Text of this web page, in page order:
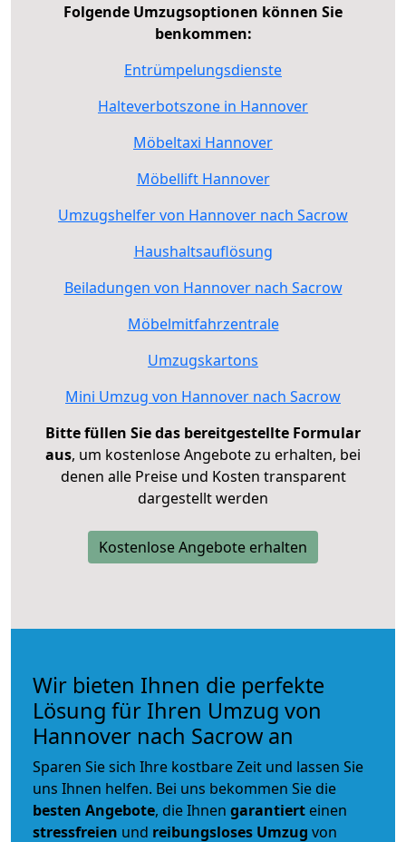
Folgende Umzugsoptionen können Sie
benkommen:
Entrümpelungsdienste
Halteverbotszone in Hannover
Möbeltaxi Hannover
Möbellift Hannover
Umzugshelfer von Hannover nach Sacrow
Haushaltsauflösung
Beiladungen von Hannover nach Sacrow
Möbelmitfahrzentrale
Umzugskartons
Mini Umzug von Hannover nach Sacrow
Bitte füllen Sie das bereitgestellte Formular
aus, um kostenlose Angebote zu erhalten, bei
denen alle Preise und Kosten transparent
dargestellt werden
Kostenlose Angebote erhalten
Wir bieten Ihnen die perfekte
Lösung für Ihren Umzug von
Hannover nach Sacrow an
Sparen Sie sich Ihre kostbare Zeit und lassen Sie
uns Ihnen helfen. Bei uns bekommen Sie die
besten Angebote, die Ihnen garantiert einen
stressfreien und reibungsloses Umzug von